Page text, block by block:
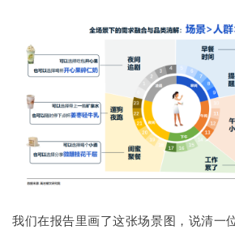
我们在报告里画了这张场景图，说清一